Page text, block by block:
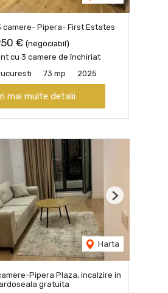
camere- Pipera- First Estates
€ (negociabil)
cu 3 camere de închiriat
73 mp 2025
mai multe detalii
Harta
Next
Pipera Plaza, incalzire in
gratuita